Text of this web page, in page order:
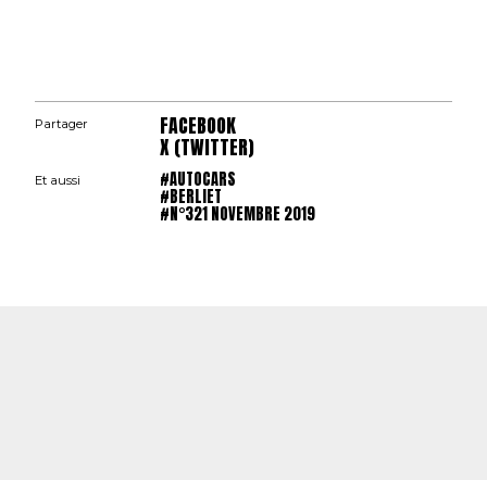
Partager FACEBOOK
X (TWITTER)
Et aussi #AUTOCARS
#BERLIET
#N°321 NOVEMBRE 2019